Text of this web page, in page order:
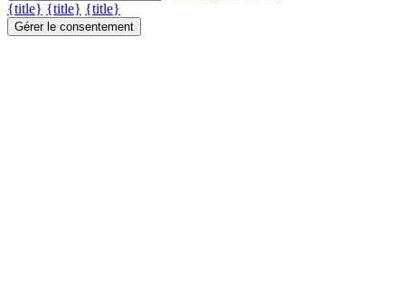
{title} {title} {title}
Gérer le consentement